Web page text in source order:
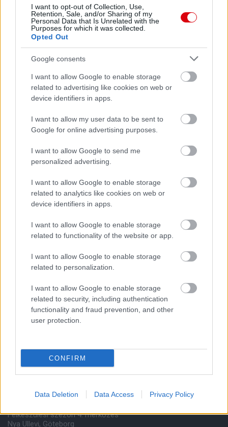
I want to opt-out of Collection, Use,
Retention, Sale, and/or Sharing of my
Personal Data that Is Unrelated with the
Purposes for which it was collected.
Opted Out
Google consents
I want to allow Google to enable storage
related to advertising like cookies on web or
device identifiers in apps.
I want to allow my user data to be sent to
Google for online advertising purposes.
I want to allow Google to send me
personalized advertising.
I want to allow Google to enable storage
related to analytics like cookies on web or
device identifiers in apps.
I want to allow Google to enable storage
related to functionality of the website or app.
I want to allow Google to enable storage
related to personalization.
I want to allow Google to enable storage
related to security, including authentication
functionality and fraud prevention, and other
user protection.
CONFIRM
Data Deletion Data Access Privacy Policy
Paris Saint-Germainvs
Manchester United
Felkészülési szezon 4. mérkőzés
Nya Ullevi, Göteborg